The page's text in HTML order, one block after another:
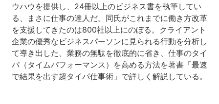
ウハウを提供し、24冊以上のビジネス書を執筆してい
る、まさに仕事の達人だ。 同氏がこれまでに働き方改革
を支援してきたのは800社以上にのぼる。クライアント
企業の優秀なビジネスパーソンに見られる行動を分析し
て導き出した、業務の無駄を徹底的に省き、仕事のタイ
パ（タイムパフォーマンス）を高める方法を著書「最速
で結果を出す超タイパ仕事術」で詳しく解説している。